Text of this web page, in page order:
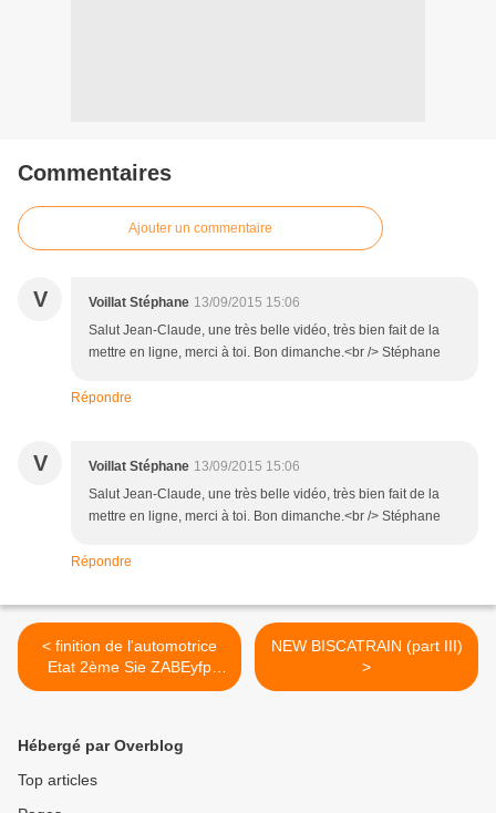
Commentaires
Ajouter un commentaire
V Voillat Stéphane 13/09/2015 15:06
Salut Jean-Claude, une très belle vidéo, très bien fait de la
mettre en ligne, merci à toi. Bon dimanche.<br /> Stéphane
Répondre
V Voillat Stéphane 13/09/2015 15:06
Salut Jean-Claude, une très belle vidéo, très bien fait de la
mettre en ligne, merci à toi. Bon dimanche.<br /> Stéphane
Répondre
< finition de l'automotrice
Etat 2ème Sie ZABEyfp
ATLAS
NEW BISCATRAIN (part III)
>
Hébergé par Overblog
Top articles